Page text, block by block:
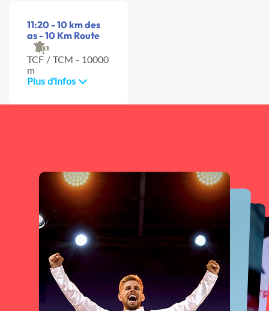
11:20 - 10 km des
as - 10 Km Route
TCF / TCM - 10000
m
Plus d'infos